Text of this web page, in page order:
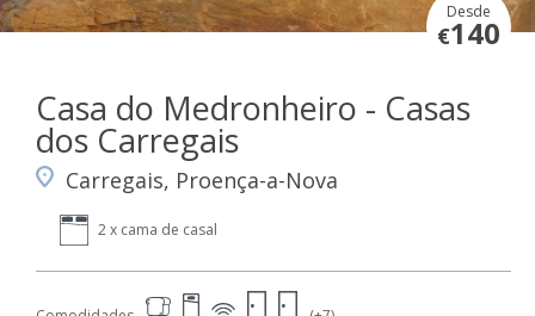
Desde
€140
Casa do Medronheiro - Casas
dos Carregais
Carregais, Proença-a-Nova
2 x cama de casal